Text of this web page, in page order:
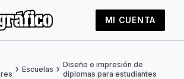
MI CUENTA
chevron_right Escuelas chevron_right Diseño e impresión de
diplomas para estudiantes